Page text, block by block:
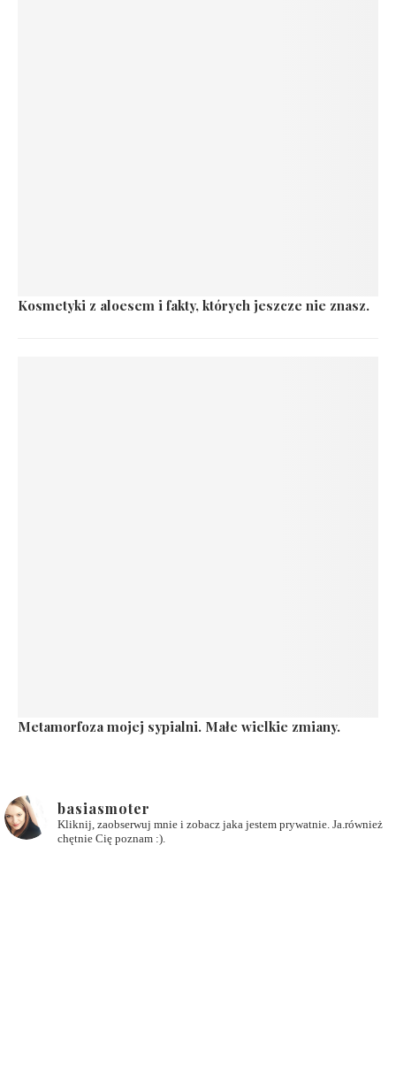
Kosmetyki z aloesem i fakty, których jeszcze nie znasz.
Metamorfoza mojej sypialni. Małe wielkie zmiany.
basiasmoter
Kliknij, zaobserwuj mnie i zobacz jaka jestem prywatnie. Ja.również
chętnie Cię poznam :).